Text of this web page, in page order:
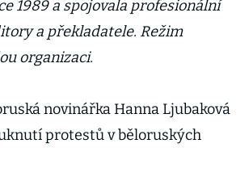
1989 a spojovala profesionální
a překladatele. Režim
organizaci.
novinářka Hanna Ljubaková
protestů v běloruských